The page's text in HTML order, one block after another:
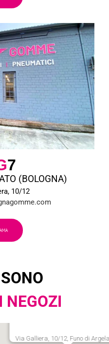
7
(BOLOGNA)
10/12
NEGOZI
Via Galliera, 10/12, Funo di